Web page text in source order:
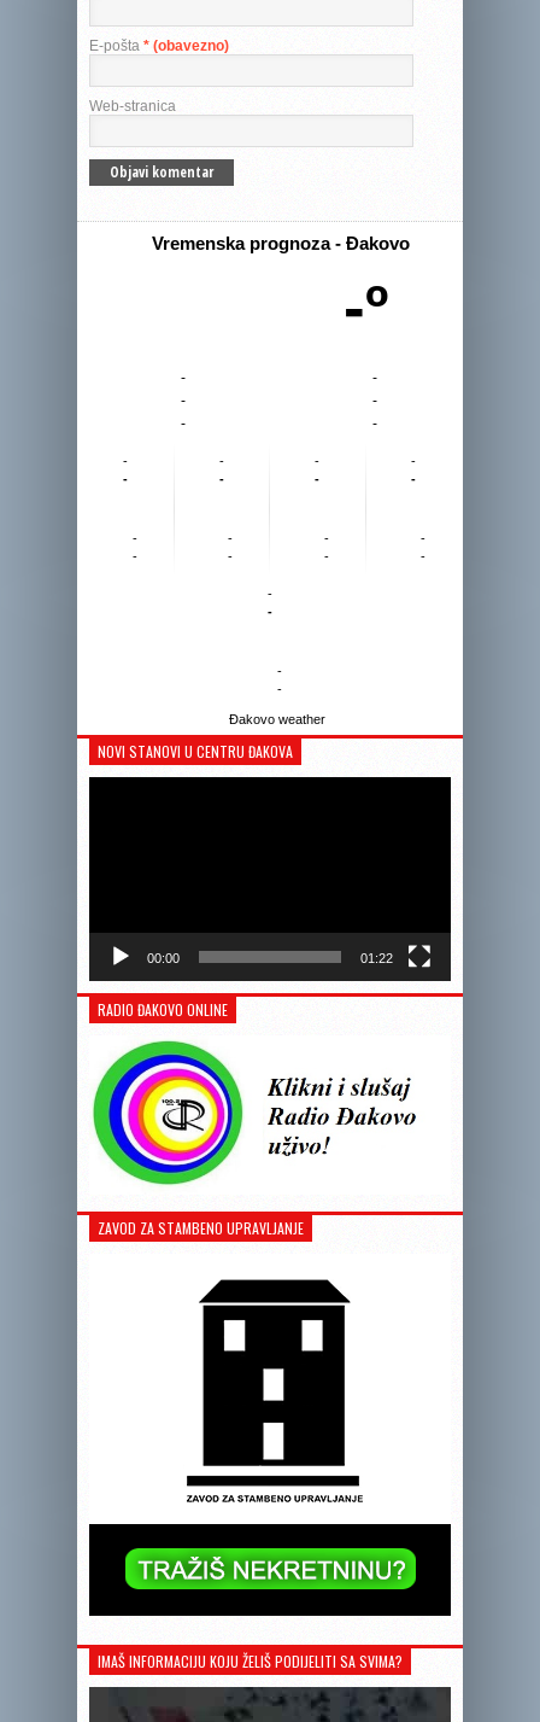
E-pošta * (obavezno)
Web-stranica
Vremenska prognoza - Đakovo
-º
-
-
-
-
-
-
-
-
-
-
-
-
-
-
-
-
-
-
-
-
-
-
-
-
-
-
Đakovo weather
NOVI STANOVI U CENTRU ĐAKOVA
00:00 01:22
RADIO ĐAKOVO ONLINE
ZAVOD ZA STAMBENO UPRAVLJANJE
IMAŠ INFORMACIJU KOJU ŽELIŠ PODIJELITI SA SVIMA?